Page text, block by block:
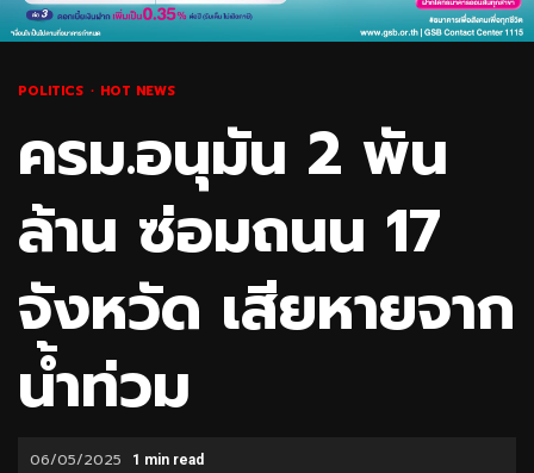
POLITICS HOT NEWS
ครม.อนุมัน 2 พัน
ล้าน ซ่อมถนน 17
จังหวัด เสียหายจาก
น้ำท่วม
06/05/2025 1 min read